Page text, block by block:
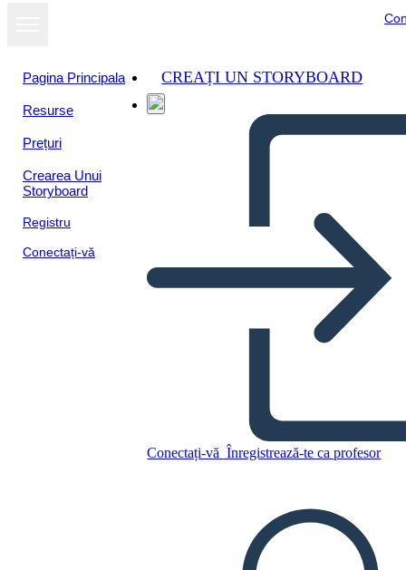
Pagina Principala
Resurse
Prețuri
Crearea Unui
Storyboard
Registru
Conectați-vă
CREAȚI UN STORYBOARD
Conectați-vă Înregistrează-te ca profesor
La inteligencia emocional -
Vizualizați ca
prezentare de